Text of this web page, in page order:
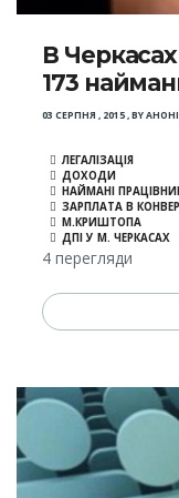
В
173
03 СЕРПНЯ , 2015,BY
ЛЕГАЛІЗАЦІЯ
ДОХОДИ
НАЙМАНІ
ЗАРПЛАТА В
М.КРИШТОПА
ДПІ У М. ЧЕРКАСАХ
4 перегляди